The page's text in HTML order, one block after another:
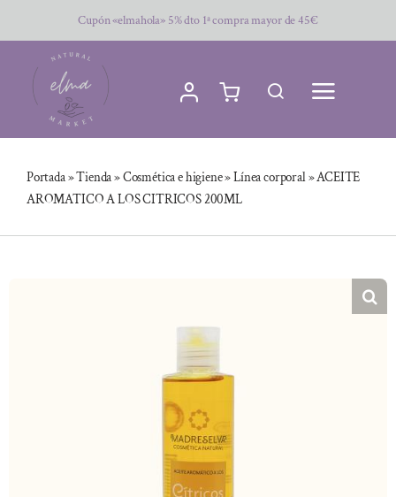
al
contenido
Cupón «elmahola» 5% dto 1ª compra mayor de 45€
Portada»Tienda»Cosmética e higiene»Línea corporal»ACEITE
AROMATICO A LOS CITRICOS 200ML